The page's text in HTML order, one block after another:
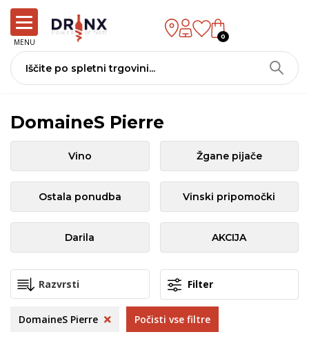
MENU
0
DomaineS Pierre
Vino Žgane pijače
Ostala ponudba Vinski pripomočki
Darila AKCIJA
Filter
DomaineS Pierre Počisti vse filtre